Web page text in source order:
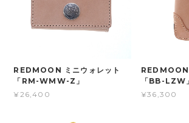
REDMOON ミニウォレット
「RM-WMW-Z」
¥26,400
REDMOON
「BB-LZW
¥36,300